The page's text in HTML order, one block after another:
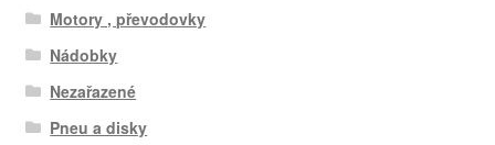
Motory , převodovky
Nádobky
Nezařazené
Pneu a disky